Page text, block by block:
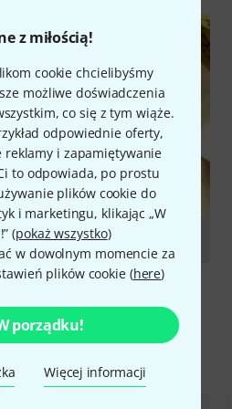
z miłością!
cookie chcielibyśmy
możliwe doświadczenia
co się z tym wiąże.
odpowiednie oferty,
reklamy i zapamiętywanie
to odpowiada, po prostu
plików cookie do
i marketingu, klikając „W
(pokaż wszystko)
w dowolnym momencie za
plików cookie (here)
porządku!
Więcej informacji
opcje